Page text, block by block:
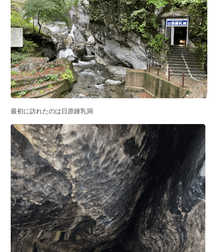
最初に訪れたのは日原鍾乳洞